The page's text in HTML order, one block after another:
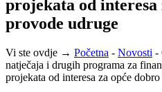
projekata od interesa
provode udruge
Vi ste ovdje → Početna - Novosti -
natječaja i drugih programa za
projekata od interesa za opće